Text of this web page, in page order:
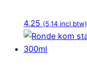
4,25 (5,14 incl btw)